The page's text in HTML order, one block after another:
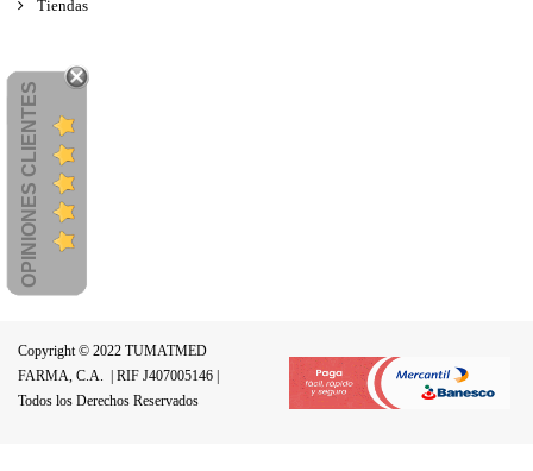
Tiendas
OPINIONES CLIENTES
Copyright © 2022 TUMATMED
FARMA, C.A.
| RIF J407005146 |
Todos los Derechos Reservados